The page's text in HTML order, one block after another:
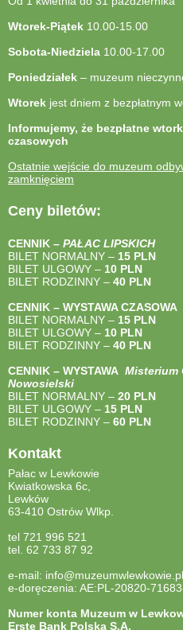
Wtorek-Piątek 10.00-15.00
Sobota-Niedziela 10.00-17.00
Poniedziałek – muzeum
Wtorek jest dniem z bezpłatnym
Informujemy, że bezpłatne
czasowych
Ostatnie wejście do muzeum
zamknięciem
Ceny biletów:
CENNIK – PAŁAC LIPSKICH
BILET NORMALNY – 15 PLN
BILET ULGOWY – 10 PLN
BILET RODZINNY – 40 PLN
CENNIK – WYSTAWA CZASOWA
BILET NORMALNY – 15 PLN
BILET ULGOWY – 10 PLN
BILET RODZINNY – 40 PLN
CENNIK – WYSTAWA Misterium
Nowosielski
BILET NORMALNY – 20 PLN
BILET ULGOWY – 15 PLN
BILET RODZINNY – 60 PLN
Kontakt
Pałac w Lewkowie
Kwiatkowska 6c,
Lewków
63-410 Ostrów Wlkp.
tel 721 996 521
tel. 62 733 87 92
e-mail: info@muzeumwlewkowie.pl
e-doręczenia: AE:PL-20820-
Numer konta Muzeum w
Erste Bank Polska S.A.